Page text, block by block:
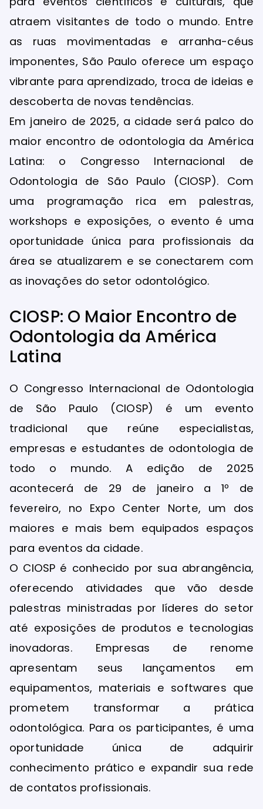
atraem visitantes de todo o mundo. Entre
as ruas movimentadas e arranha-céus
imponentes, São Paulo oferece um espaço
vibrante para aprendizado, troca de ideias e
descoberta de novas tendências.
Em janeiro de 2025, a cidade será palco do
maior encontro de odontologia da América
Latina: o Congresso Internacional de
Odontologia de São Paulo (CIOSP). Com
uma programação rica em palestras,
workshops e exposições, o evento é uma
oportunidade única para profissionais da
área se atualizarem e se conectarem com
as inovações do setor odontológico.
CIOSP: O Maior Encontro de
Odontologia da América
Latina
O Congresso Internacional de Odontologia
de São Paulo (CIOSP) é um evento
tradicional que reúne especialistas,
empresas e estudantes de odontologia de
todo o mundo. A edição de 2025
acontecerá de 29 de janeiro a 1º de
fevereiro, no Expo Center Norte, um dos
maiores e mais bem equipados espaços
para eventos da cidade.
O CIOSP é conhecido por sua abrangência,
oferecendo atividades que vão desde
palestras ministradas por líderes do setor
até exposições de produtos e tecnologias
inovadoras. Empresas de renome
apresentam seus lançamentos em
equipamentos, materiais e softwares que
prometem transformar a prática
odontológica. Para os participantes, é uma
oportunidade única de adquirir
conhecimento prático e expandir sua rede
de contatos profissionais.